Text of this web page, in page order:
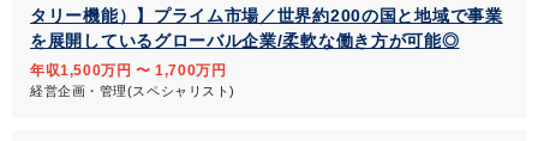
タリー機能）】プライム市場／世界約200の国と地域で事業
を展開しているグローバル企業/柔軟な働き方が可能◎
年収1,500万円 〜 1,700万円
経営企画・管理(スペシャリスト)